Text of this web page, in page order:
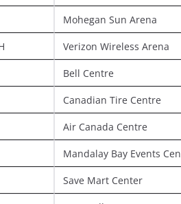
Mohegan Sun Arena
Verizon Wireless Arena
Bell Centre
Canadian Tire Centre
Air Canada Centre
Mandalay Bay Events
Save Mart Center